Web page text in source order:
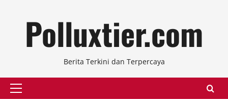
Polluxtier.com
Berita Terkini dan Terpercaya
Primary